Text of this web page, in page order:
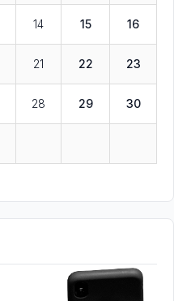
14 15 16
21 22 23
28 29 30